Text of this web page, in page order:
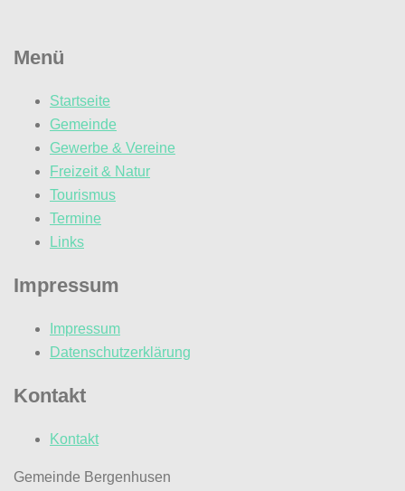
Menü
Startseite
Gemeinde
Gewerbe & Vereine
Freizeit & Natur
Tourismus
Termine
Links
Impressum
Impressum
Datenschutzerklärung
Kontakt
Kontakt
Gemeinde Bergenhusen